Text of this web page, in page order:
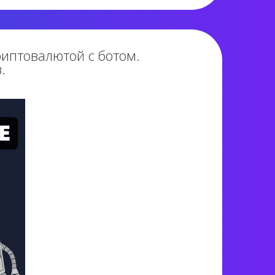
с ботом.